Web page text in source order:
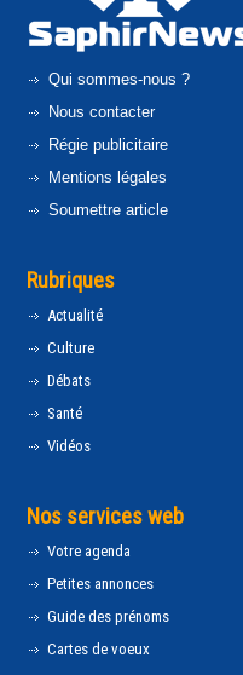
Qui sommes-nous ?
Nous contacter
Régie publicitaire
Mentions légales
Soumettre article
Rubriques
Actualité
Culture
Débats
Santé
Vidéos
Nos services web
Votre agenda
Petites annonces
Guide des prénoms
Cartes de voeux